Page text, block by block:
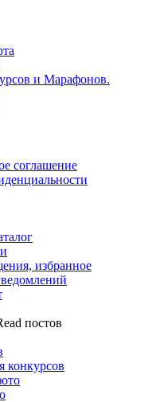
и Марафонов.
соглашение
избранное
постов
конкурсов